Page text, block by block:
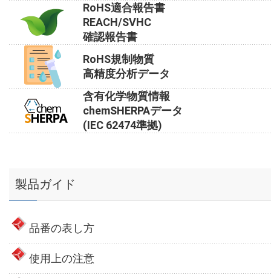
RoHS適合報告書
REACH/SVHC
確認報告書
RoHS規制物質
高精度分析データ
含有化学物質情報
chemSHERPAデータ
(IEC 62474準拠)
製品ガイド
品番の表し方
使用上の注意